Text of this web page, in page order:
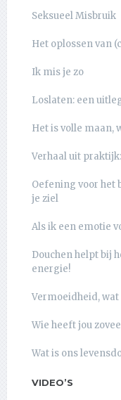
Seksueel Misbruik
Het oplossen van
Ik mis je zo
Loslaten: een
Het is volle maan,
Verhaal uit
Oefening voor het
je ziel
Als ik een emotie
Douchen helpt bij
energie!
Vermoeidheid,
Wie heeft jou
Wat is ons
VIDEO’S